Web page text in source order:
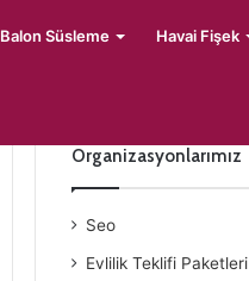
Balon Süsleme Havai Fişek
Organizasyonlarımız
Seo
Evlilik Teklifi Paketleri